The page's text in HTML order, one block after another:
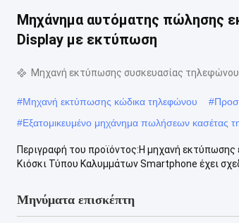
Μηχάνημα αυτόματης πώλησης
Display με εκτύπωση
Μηχανή εκτύπωσης συσκευασίας τηλεφώνου
#Μηχανή εκτύπωσης κώδικα τηλεφώνου #
#Εξατομικευμένο μηχάνημα πωλήσεων κασέτας
Περιγραφή του προϊόντος:Η μηχανή
Κιόσκι Τύπου Καλυμμάτων Smartphone έχει
Μηνύματα επισκέπτη